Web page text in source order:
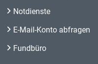
Notdienste
E-Mail-Konto abfragen
Fundbüro